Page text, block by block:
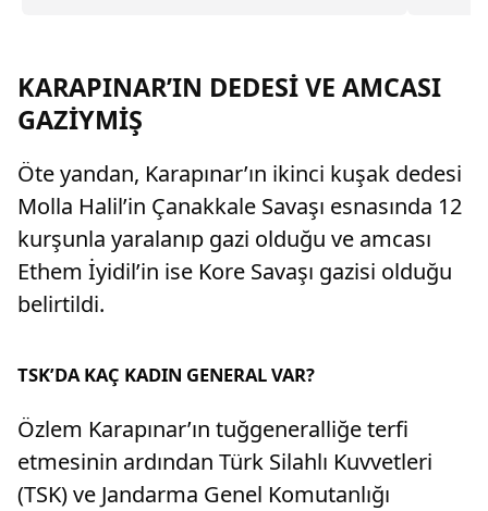
KARAPINAR’IN DEDESİ VE AMCASI
GAZİYMİŞ
Öte yandan, Karapınar’ın ikinci kuşak dedesi
Molla Halil’in Çanakkale Savaşı esnasında 12
kurşunla yaralanıp gazi olduğu ve amcası
Ethem İyidil’in ise Kore Savaşı gazisi olduğu
belirtildi.
TSK’DA KAÇ KADIN GENERAL VAR?
Özlem Karapınar’ın tuğgeneralliğe terfi
etmesinin ardından Türk Silahlı Kuvvetleri
(TSK) ve Jandarma Genel Komutanlığı